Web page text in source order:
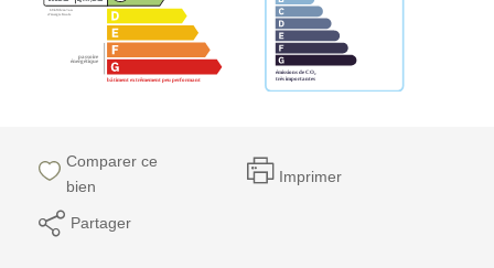
Comparer ce
bien
Imprimer
Partager